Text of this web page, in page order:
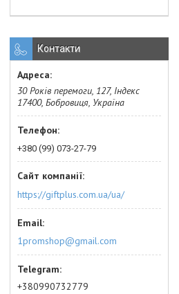
Контакти
30 Років перемоги, 127, Індекс
17400, Бобровиця, Україна
+380 (99) 073-27-79
https://giftplus.com.ua/ua/
1promshop@gmail.com
+380990732779